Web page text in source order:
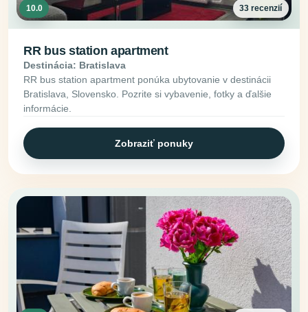
10.0 33 recenzií
RR bus station apartment
Destinácia: Bratislava
RR bus station apartment ponúka ubytovanie v destinácii
Bratislava, Slovensko. Pozrite si vybavenie, fotky a ďalšie
informácie.
Zobraziť ponuky